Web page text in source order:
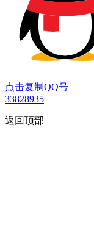
点击复制QQ号
33828935
返回顶部